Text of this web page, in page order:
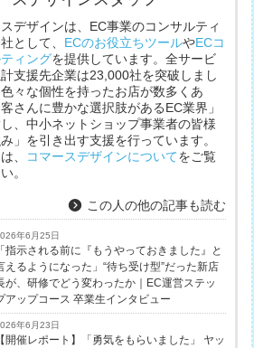
デザインは、EC事業のコンサルティ
として、 ECのお役立ちツールやECコ
ィングを提供しています。全サービ
支援先企業は23,000社を突破しまし
々な個性を持ったお店が数多くあ
さんに豊かな選択肢があるEC業界」
、中小ネットショップ事業者の皆様
」を引き出す支援を行っています。
、
コマースデザインについてをご覧
。
この人の他の記事も読む
年6月25日
「指示される前に『もうやっておきました』と
えるようになった」“待ち受け型”だった新店
が、研修でどう変わったか｜EC運営ステッ
アップコース 卒業生インタビュー
年6月23日
【開催レポート】「勇気をもらいました」 ヤッ